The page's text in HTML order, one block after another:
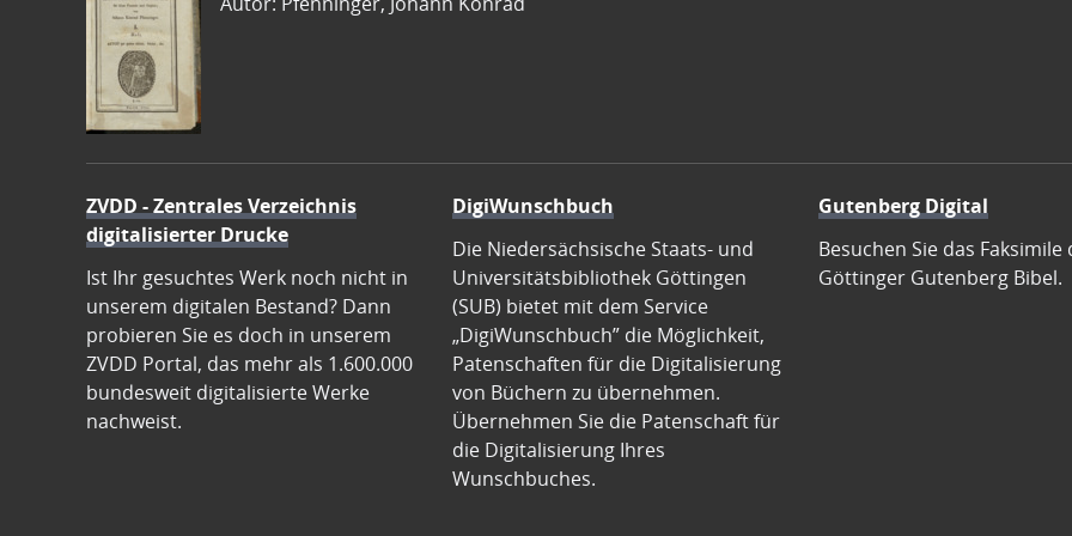
ZVDD - Zentrales Verzeichnis
digitalisierter Drucke
Ist Ihr gesuchtes Werk noch nicht in
unserem digitalen Bestand? Dann
probieren Sie es doch in unserem
ZVDD Portal, das mehr als 1.600.000
bundesweit digitalisierte Werke
nachweist.
DigiWunschbuch
Die Niedersächsische Staats- und
Universitätsbibliothek Göttingen
(SUB) bietet mit dem Service
„DigiWunschbuch” die Möglichkeit,
Patenschaften für die Digitalisierung
von Büchern zu übernehmen.
Übernehmen Sie die Patenschaft für
die Digitalisierung Ihres
Wunschbuches.
Gutenberg Digital
Besuchen Sie das Faksimile
Göttinger Gutenberg Bibel.